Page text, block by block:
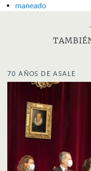
maneado
70 AÑOS DE ASALE